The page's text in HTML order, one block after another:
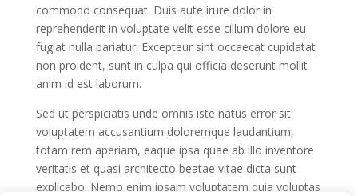
commodo consequat. Duis aute irure dolor in
reprehenderit in voluptate velit esse cillum dolore eu
fugiat nulla pariatur. Excepteur sint occaecat cupidatat
non proident, sunt in culpa qui officia deserunt mollit
anim id est laborum.
Sed ut perspiciatis unde omnis iste natus error sit
voluptatem accusantium doloremque laudantium,
totam rem aperiam, eaque ipsa quae ab illo inventore
veritatis et quasi architecto beatae vitae dicta sunt
explicabo. Nemo enim ipsam voluptatem quia voluptas